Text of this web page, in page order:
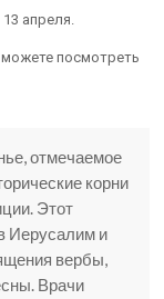
апреля.
посмотреть
отмечаемое
корни
Этот
Иерусалим и
вербы,
Врачи